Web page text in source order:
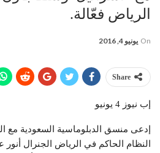
الرياض فعّالة.
On يونيو 4, 2016
Share
إب نيوز 4 يونيو
إدعى منسق الدبلوماسية السعودية مع
النظام الحاكم في الرياض الجنرال